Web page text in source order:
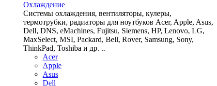
Охлаждение
Системы охлаждения, вентиляторы, кулеры,
термотрубки, радиаторы для ноутбуков Acer, Apple, Asus,
Dell, DNS, eMachines, Fujitsu, Siemens, HP, Lenovo, LG,
MaxSelect, MSI, Packard, Bell, Rover, Samsung, Sony,
ThinkPad, Toshiba и др. ..
Acer
Apple
Asus
Dell